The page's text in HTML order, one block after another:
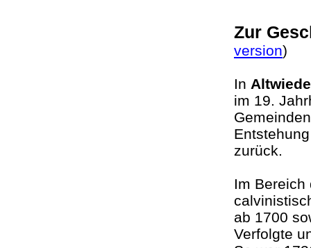
Zur
version)
In
im 19.
zurück.
Im
ab 1700
Verfolgte